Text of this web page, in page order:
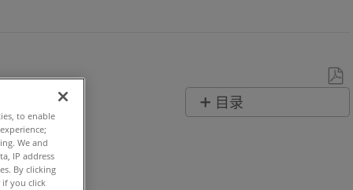
存
目录
to enable
We and
IP address
By clicking
if you click